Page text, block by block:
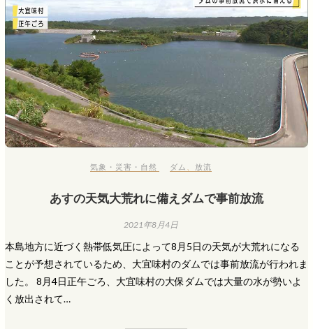
気象・災害・自然 ダム 放流
あすの天気大荒れに備えダムで事前放流
2021年8月4日
本島地方に近づく熱帯低気圧によって8月5日の天気が大荒れになる
ことが予想されているため、大宜味村のダムでは事前放流が行われま
した。 8月4日正午ごろ、大宜味村の大保ダムでは大量の水が勢いよ
く放出されて…